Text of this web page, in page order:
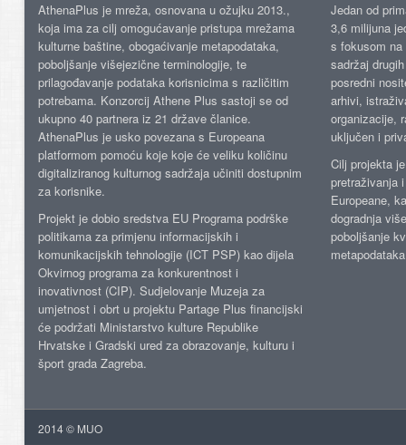
AthenaPlus je mreža, osnovana u ožujku 2013.,
koja ima za cilj omogućavanje pristupa mrežama
kulturne baštine, obogaćivanje metapodataka,
poboljšanje višejezične terminologije, te
prilagođavanje podataka korisnicima s različitim
potrebama. Konzorcij Athene Plus sastoji se od
ukupno 40 partnera iz 21 države članice.
AthenaPlus je usko povezana s Europeana
platformom pomoću koje koje će veliku količinu
digitaliziranog kulturnog sadržaja učiniti dostupnim
za korisnike.
Projekt je dobio sredstva EU Programa podrške
politikama za primjenu informacijskih i
komunikacijskih tehnologije (ICT PSP) kao dijela
Okvirnog programa za konkurentnost i
inovativnost (CIP). Sudjelovanje Muzeja za
umjetnost i obrt u projektu Partage Plus financijski
će podržati Ministarstvo kulture Republike
Hrvatske i Gradski ured za obrazovanje, kulturu i
šport grada Zagreba.
Jedan od
3,6 milijuna
s fokusom
sadržaj
posredni
arhivi,
organizacije,
uključen i
Cilj projekta
pretraživanja
Europeane,
dogradnja
poboljšanje
2014 © MUO